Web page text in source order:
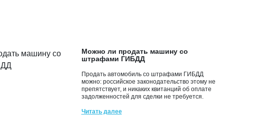
Можно ли продать машину со
штрафами ГИБДД
Продать автомобиль со штрафами ГИБДД
можно: российское законодательство этому не
препятствует, и никаких квитанций об оплате
задолженностей для сделки не требуется.
Читать далее